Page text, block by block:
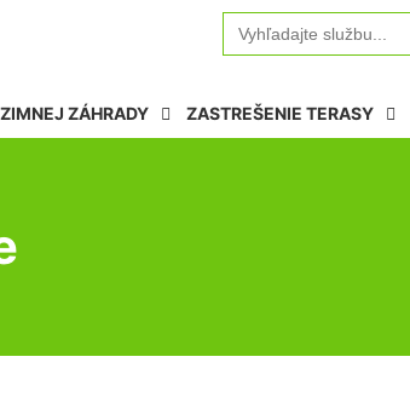
Search
for:
ZÁHRADY ZASTREŠENIE TERASY